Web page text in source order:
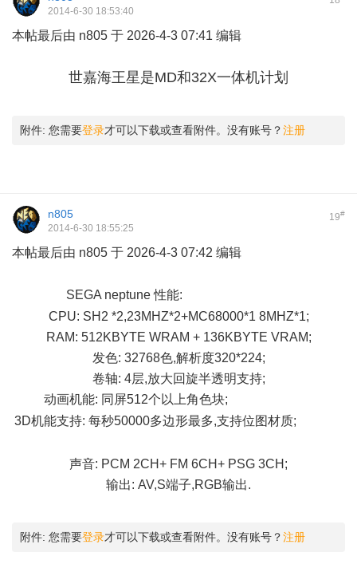
2014-6-30 18:53:40
本帖最后由 n805 于 2026-4-3 07:41 编辑
世嘉海王星是MD和32X一体机计划
附件: 您需要登录才可以下载或查看附件。没有账号？注册
19#
n805
2014-6-30 18:55:25
本帖最后由 n805 于 2026-4-3 07:42 编辑
SEGA neptune 性能:
CPU: SH2 *2,23MHZ*2+MC68000*1 8MHZ*1;
RAM: 512KBYTE WRAM + 136KBYTE VRAM;
发色: 32768色,解析度320*224;
卷轴: 4层,放大回旋半透明支持;
动画机能: 同屏512个以上角色块;
3D机能支持: 每秒50000多边形最多,支持位图材质;
声音: PCM 2CH+ FM 6CH+ PSG 3CH;
输出: AV,S端子,RGB输出.
附件: 您需要登录才可以下载或查看附件。没有账号？注册